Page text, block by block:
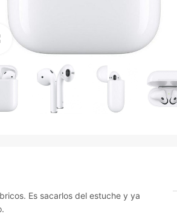
Agrandir
Es sacarlos del estuche y ya